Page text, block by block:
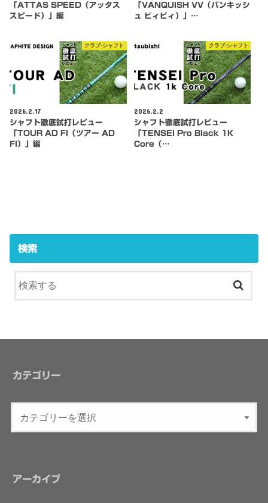
「ATTAS SPEED（アッタス
スピード）」編
「VANQUISH VV（バンキッシ
ュ ビィビィ）」…
クラブ-シャフト
2026.2.17
シャフト徹底試打レビュー
「TOUR AD FI（ツアー AD
FI）」編
クラブ-シャフト
2026.2.2
シャフト徹底試打レビュー
「TENSEI Pro Black 1K
Core（…
検索
カテゴリー
アーカイブ